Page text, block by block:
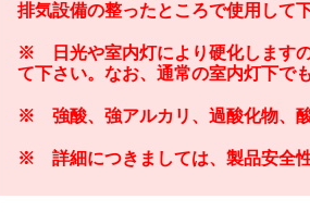
排気設備の整ったところで使用して下
※ 日光や室内灯により硬化します
て下さい。なお、通常の室内灯下で
※ 強酸、強アルカリ、過酸化物、酸
※ 詳細につきましては、製品安全性